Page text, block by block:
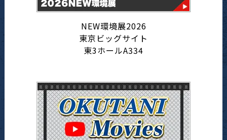
NEW環境展2026
東京ビッグサイト
東3ホールA334